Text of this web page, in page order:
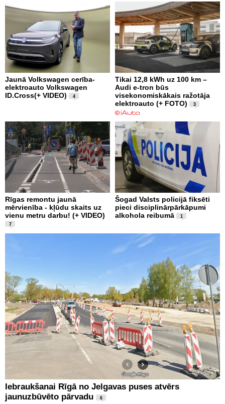
Jaunā Volkswagen cerība-
elektroauto Volkswagen
ID.Cross(+ VIDEO)
4
Tikai 12,8 kWh uz 100 km –
Audi e-tron būs
visekonomiskākais ražotāja
elektroauto (+ FOTO)
3
Rīgas remontu jaunā
mērvienība - kļūdu skaits uz
vienu metru darbu! (+ VIDEO)
7
Šogad Valsts policijā fiksēti
pieci disciplinārpārkāpumi
alkohola reibumā
1
Iebraukšanai Rīgā no Jelgavas puses atvērs
jaunuzbūvēto pārvadu
6